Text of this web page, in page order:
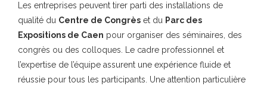
Les entreprises peuvent tirer parti des installations de
qualité du Centre de Congrès et du Parc des
Expositions de Caen pour organiser des séminaires, des
congrès ou des colloques. Le cadre professionnel et
l’expertise de l’équipe assurent une expérience fluide et
réussie pour tous les participants. Une attention particulière